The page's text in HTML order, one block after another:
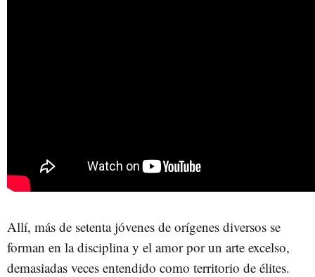
Allí, más de setenta jóvenes de orígenes diversos se
forman en la disciplina y el amor por un arte excelso,
demasiadas veces entendido como territorio de élites.